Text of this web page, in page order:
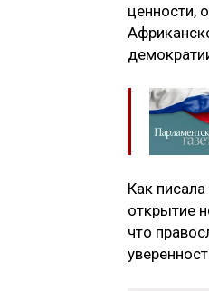
ценности,
Как
открытие
что